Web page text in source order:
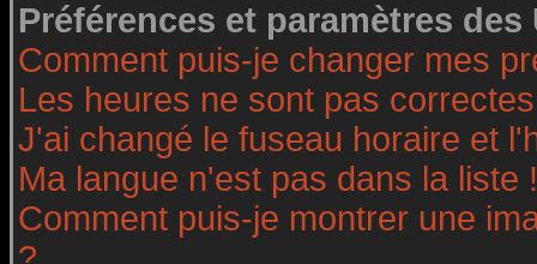
Préférences et paramètres
Comment puis-je changer mes
Les heures ne sont pas
J'ai changé le fuseau horaire et
Ma langue n'est pas dans la liste !
Comment puis-je montrer une